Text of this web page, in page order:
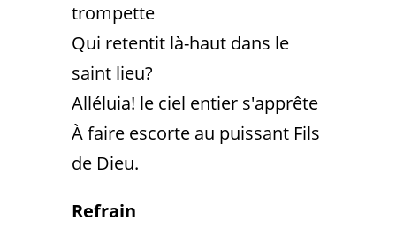
trompette
Qui retentit là-haut dans le
saint lieu?
Alléluia! le ciel entier s'apprête
À faire escorte au puissant Fils
de Dieu.
Refrain